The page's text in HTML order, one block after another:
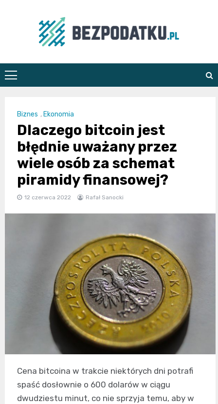
bezpodatku.pl
Biznes , Ekonomia
Dlaczego bitcoin jest
błędnie uważany przez
wiele osób za schemat
piramidy finansowej?
12 czerwca 2022 Rafał Sanocki
Cena bitcoina w trakcie niektórych dni potrafi
spaść dosłownie o 600 dolarów w ciągu
dwudziestu minut, co nie sprzyja temu, aby w